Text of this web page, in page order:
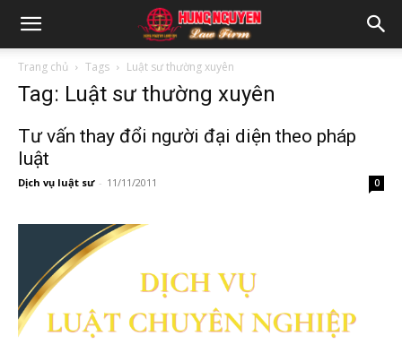
Trang chủ Tags Luật sư thường xuyên
Tag: Luật sư thường xuyên
Tư vấn thay đổi người đại diện theo pháp
luật
Dịch vụ luật sư - 11/11/2011 0